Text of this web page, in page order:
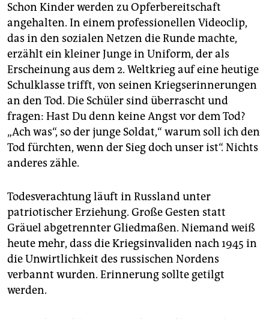
Schon Kinder werden zu Opferbereitschaft
angehalten. In einem professionellen Videoclip,
das in den sozialen Netzen die Runde machte,
erzählt ein kleiner Junge in Uniform, der als
Erscheinung aus dem 2. Weltkrieg auf eine heutige
Schulklasse trifft, von seinen Kriegserinnerungen
an den Tod. Die Schüler sind überrascht und
fragen: Hast Du denn keine Angst vor dem Tod?
„Ach was“, so der junge Soldat,“ warum soll ich den
Tod fürchten, wenn der Sieg doch unser ist“. Nichts
anderes zähle.
Todesverachtung läuft in Russland unter
patriotischer Erziehung. Große Gesten statt
Gräuel abgetrennter Gliedmaßen. Niemand weiß
heute mehr, dass die Kriegsinvaliden nach 1945 in
die Unwirtlichkeit des russischen Nordens
verbannt wurden. Erinnerung sollte getilgt
werden.